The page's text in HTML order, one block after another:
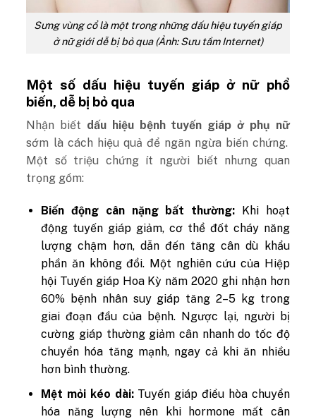
Sưng vùng cổ là một trong những dấu hiệu tuyến giáp
ở nữ giới dễ bị bỏ qua (Ảnh: Sưu tầm Internet)
Một số dấu hiệu tuyến giáp ở nữ phổ
biến, dễ bị bỏ qua
Nhận biết dấu hiệu bệnh tuyến giáp ở phụ nữ
sớm là cách hiệu quả để ngăn ngừa biến chứng.
Một số triệu chứng ít người biết nhưng quan
trọng gồm:
Biến động cân nặng bất thường: Khi hoạt
động tuyến giáp giảm, cơ thể đốt cháy năng
lượng chậm hơn, dẫn đến tăng cân dù khẩu
phần ăn không đổi. Một nghiên cứu của Hiệp
hội Tuyến giáp Hoa Kỳ năm 2020 ghi nhận hơn
60% bệnh nhân suy giáp tăng 2–5 kg trong
giai đoạn đầu của bệnh. Ngược lại, người bị
cường giáp thường giảm cân nhanh do tốc độ
chuyển hóa tăng mạnh, ngay cả khi ăn nhiều
hơn bình thường.
Mệt mỏi kéo dài:Tuyến giáp điều hòa chuyển
hóa năng lượng nên khi hormone mất cân